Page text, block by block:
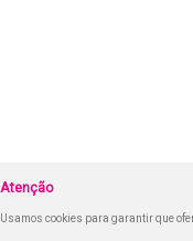
Atenção
Usamos cookies para garantir que